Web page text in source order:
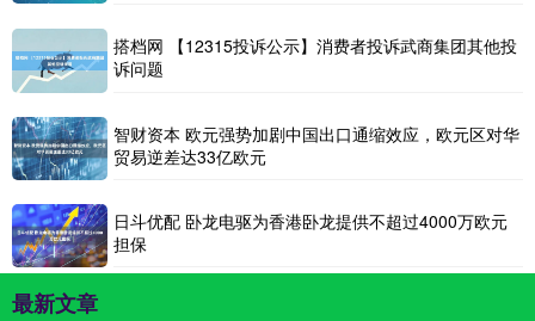
搭档网 【12315投诉公示】消费者投诉武商集团其他投
诉问题
智财资本 欧元强势加剧中国出口通缩效应，欧元区对华
贸易逆差达33亿欧元
日斗优配 卧龙电驱为香港卧龙提供不超过4000万欧元
担保
最新文章